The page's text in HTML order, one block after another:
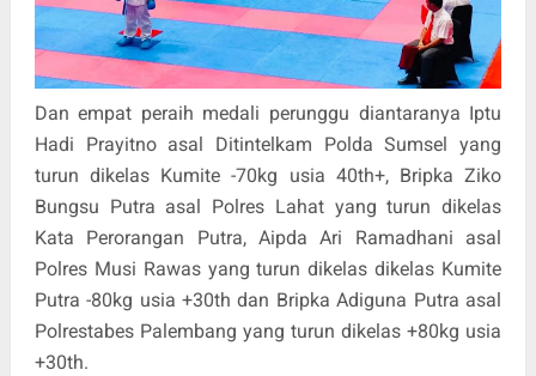
Dan empat peraih medali perunggu diantaranya Iptu
Hadi Prayitno asal Ditintelkam Polda Sumsel yang
turun dikelas Kumite -70kg usia 40th+, Bripka Ziko
Bungsu Putra asal Polres Lahat yang turun dikelas
Kata Perorangan Putra, Aipda Ari Ramadhani asal
Polres Musi Rawas yang turun dikelas dikelas Kumite
Putra -80kg usia +30th dan Bripka Adiguna Putra asal
Polrestabes Palembang yang turun dikelas +80kg usia
+30th.